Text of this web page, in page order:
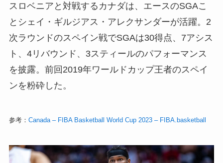
スロベニアと対戦するカナダは、エースのSGAこ
とシェイ・ギルジアス・アレクサンダーが活躍。2
次ラウンドのスペイン戦でSGAは30得点、7アシス
ト、4リバウンド、3スティールのパフォーマンス
を披露。前回2019年ワールドカップ王者のスペイ
ンを粉砕した。
参考： Canada – FIBA Basketball World Cup 2023 – FIBA.basketball